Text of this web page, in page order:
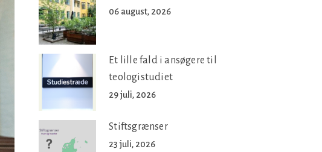
06 august, 2026
Et lille fald i ansøgere til
teologistudiet
29 juli, 2026
Stiftsgrænser
23 juli, 2026